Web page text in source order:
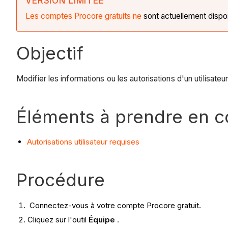
Les comptes Procore gratuits ne sont actuellement
Objectif
Modifier les informations ou les autorisations d'un
Éléments à prendre en
Autorisations utilisateur requises
Procédure
Connectez-vous à votre compte Procore gratuit.
Cliquez sur l'outil Équipe .